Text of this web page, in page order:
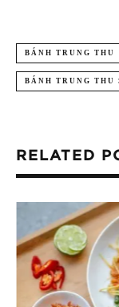
BÁNH TRUNG THU
BÁNH TRUNG THU
RELATED